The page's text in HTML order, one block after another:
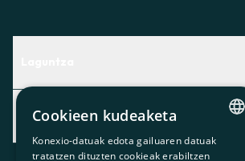
Centro de Ayuda
Aurkitu zerbitzurik egokiena zuretzat
Contacto
Albisteak
Albisteak CATALAN
Cookieen kudeaketa
Konexio-datuak edota gailuaren datuak
tratatzen dituzten cookieak erabiltzen